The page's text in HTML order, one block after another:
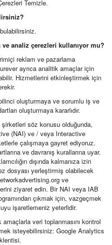
Temizle.
analiz çerezleri kullanıyor mu?
reklam ve pazarlama
ayrıca analitik amaçlar için
Hizmetlerini etkinleştirmek için
bilinci oluşturmaya ve sorumlu iş ve
oluşturmaya kararlıdır.
söz konusu olduğunda,
(NAI) ve / veya Interactive
çalışmaya gayret ediyoruz.
ve davranış kurallarına uyar.
dışında kalmanıza izin
dosyası yerleştirmiş olabilecek
ve
ziyaret edin. Bir NAI veya IAB
çıkmak için, vazgeçmek
işaretlemeniz yeterlidir.
veri toplanmasını kontrol
isteyebilirsiniz: Google Analytics